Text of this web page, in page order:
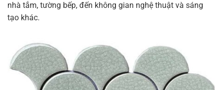
nhà tắm, tường bếp, đến không gian nghệ thuật và sáng
tạo khác.